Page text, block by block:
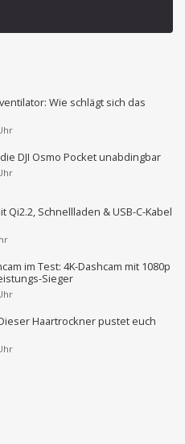
Wie schlägt sich das
DJI Osmo Pocket unabdingbar
Qi2.2, Schnellladen & USB-C-Kabel
im Test: 4K-Dashcam mit 1080p
Sieger
Haartrockner pustet euch